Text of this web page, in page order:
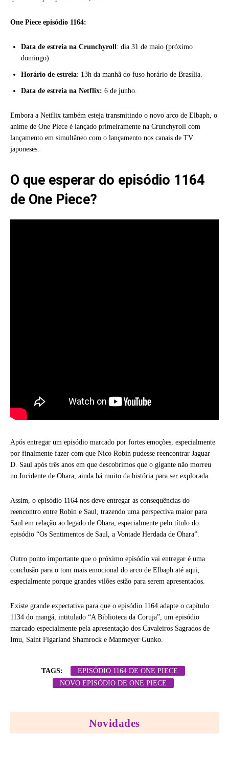
One Piece episódio 1164:
Data de estreia na Crunchyroll: dia 31 de maio (próximo
domingo)
Horário de estreia: 13h da manhã do fuso horário de Brasília.
Data de estreia na Netflix: 6 de junho.
Embora a Netflix também esteja transmitindo o novo arco de Elbaph, o
anime de One Piece é lançado primeiramente na Crunchyroll com
lançamento em simultâneo com o lançamento nos canais de TV
japoneses.
O que esperar do episódio 1164
de One Piece?
Após entregar um episódio marcado por fortes emoções, especialmente
por finalmente fazer com que Nico Robin pudesse reencontrar Jaguar
D. Saul após três anos em que descobrimos que o gigante não morreu
no Incidente de Ohara, ainda há muito da história para ser explorada.
Assim, o episódio 1164 nos deve entregar as consequências do
reencontro entre Robin e Saul, trazendo uma perspectiva maior para
Saul em relação ao legado de Ohara, especialmente pelo título do
episódio “Os Sentimentos de Saul, a Vontade Herdada de Ohara”.
Outro ponto importante que o próximo episódio vai entregar é uma
conclusão para o tom mais emocional do arco de Elbaph até aqui,
especialmente porque grandes vilões estão para serem apresentados.
Existe grande expectativa para que o episódio 1164 adapte o capítulo
1134 do mangá, intitulado “A Biblioteca da Coruja”, um episódio
marcado especialmente pela apresentação dos Cavaleiros Sagrados de
Imu, Saint Figarland Shamrock e Manmeyer Gunko.
TAGS:
EPISÓDIO 1164 DE ONE PIECE
NOVO EPISÓDIO DE ONE PIECE
Novidades